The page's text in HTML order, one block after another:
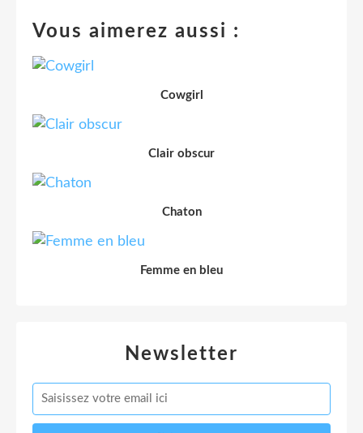
Vous aimerez aussi :
Cowgirl
Clair obscur
Chaton
Femme en bleu
Newsletter